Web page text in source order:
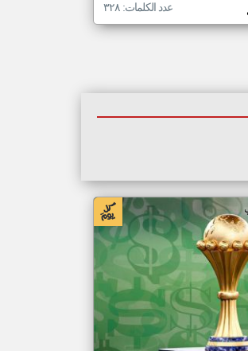
عدد الكلمات: ٣٢٨